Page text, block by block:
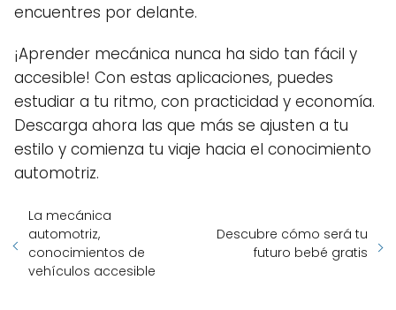
encuentres por delante.
¡Aprender mecánica nunca ha sido tan fácil y
accesible! Con estas aplicaciones, puedes
estudiar a tu ritmo, con practicidad y economía.
Descarga ahora las que más se ajusten a tu
estilo y comienza tu viaje hacia el conocimiento
automotriz.
La mecánica
automotriz,
conocimientos de
vehículos accesible
Descubre cómo será tu
futuro bebé gratis